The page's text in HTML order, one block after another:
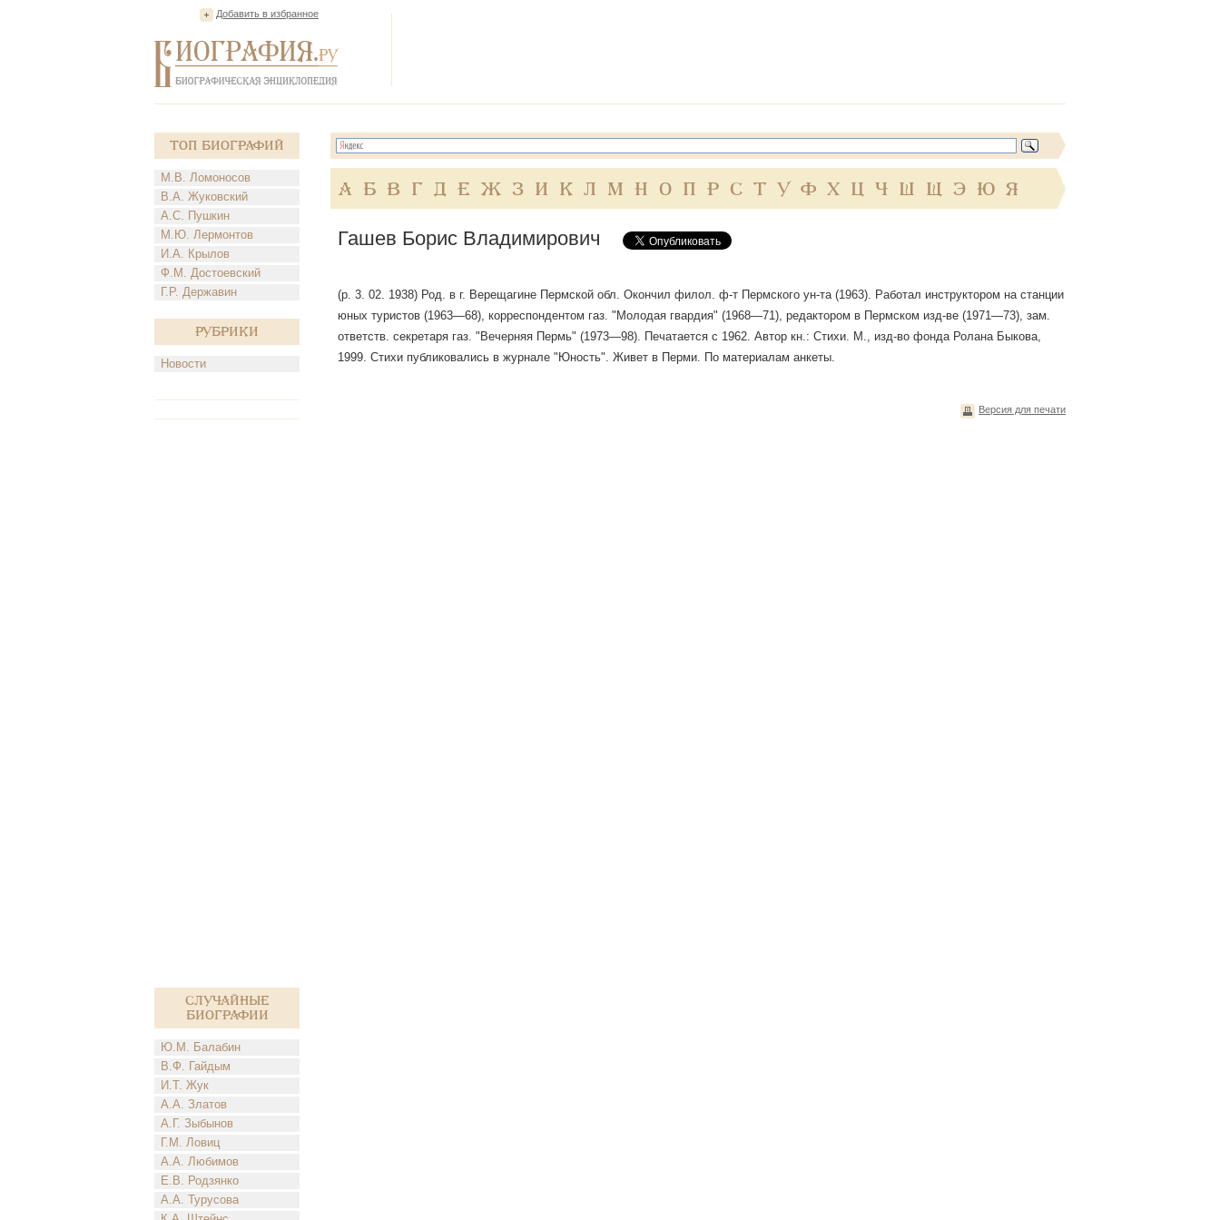
Добавить в избранное
Топ Биографий
М.В. Ломоносов
В.А. Жуковский
А.С. Пушкин
М.Ю. Лермонтов
И.А. Крылов
Ф.М. Достоевский
Г.Р. Державин
Рубрики
Новости
Случайные
биографии
Ю.М. Балабин
В.Ф. Гайдым
И.Т. Жук
А.А. Златов
А.Г. Зыбынов
Г.М. Ловиц
А.А. Любимов
Е.В. Родзянко
А.А. Турусова
А Б В Г Д Е Ж З И К Л М Н О П Р С Т У Ф Х Ц Ч Ш Щ Э Ю Я
Гашев Борис Владимирович
(р. 3. 02. 1938) Род. в г. Верещагине Пермской обл. Окончил филол. ф-т Пермского ун-та (1963). Работал инструктором на станции
юных туристов (1963—68), корреспондентом газ. "Молодая гвардия" (1968—71), редактором в Пермском изд-ве (1971—73), зам.
ответств. секретаря газ. "Вечерняя Пермь" (1973—98). Печатается с 1962. Автор кн.: Стихи. М., изд-во фонда Ролана Быкова,
1999. Стихи публиковались в журнале "Юность". Живет в Перми. По материалам анкеты.
Версия для печати